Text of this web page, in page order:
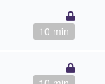
10 min